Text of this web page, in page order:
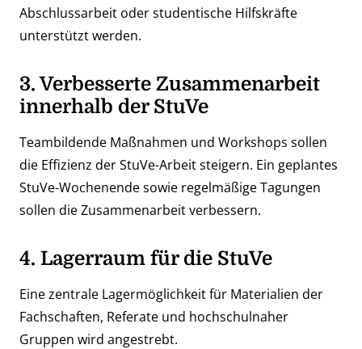
Abschlussarbeit oder studentische Hilfskräfte
unterstützt werden.
3. Verbesserte Zusammenarbeit
innerhalb der StuVe
Teambildende Maßnahmen und Workshops sollen
die Effizienz der StuVe-Arbeit steigern. Ein geplantes
StuVe-Wochenende sowie regelmäßige Tagungen
sollen die Zusammenarbeit verbessern.
4. Lagerraum für die StuVe
Eine zentrale Lagermöglichkeit für Materialien der
Fachschaften, Referate und hochschulnaher
Gruppen wird angestrebt.